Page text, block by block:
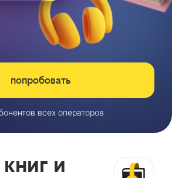
попробовать
всех операторов
и